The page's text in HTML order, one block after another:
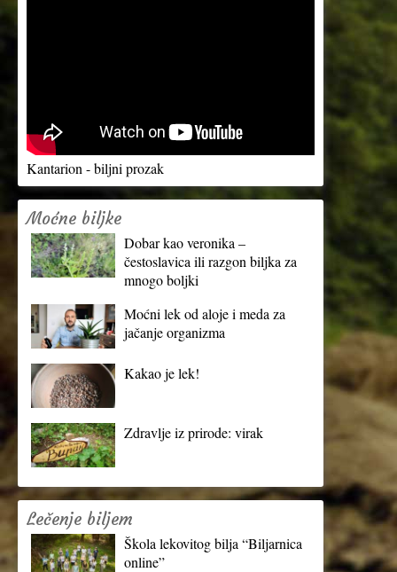
Kantarion - biljni prozak
Moćne biljke
Dobar kao veronika –
čestoslavica ili razgon biljka za
mnogo boljki
Moćni lek od aloje i meda za
jačanje organizma
Kakao je lek!
Zdravlje iz prirode: virak
Lečenje biljem
Škola lekovitog bilja “Biljarnica
online”